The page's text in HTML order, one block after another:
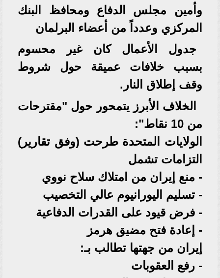
وأمين مجلس الدفاع ومحافظ البنك
المركزي وعدداً من أعضاء البرلمان
جدول الأعمال كان غير محسوم
بسبب خلافات عميقة حول شروط
وقف إطلاق النار.
الخلاف الأبرز يتمحور حول "مقترحات
من 10 نقاط":
الولايات المتحدة طرحت (وفق تقارير)
التزامات تشمل
- منع إيران من امتلاك سلاح نووي
- تسليم اليورانيوم عالي التخصيب
- فرض قيود على القدرات الدفاعية
- إعادة فتح مضيق هرمز
إيران من جهتها تطالب بـ:
- رفع العقوبات